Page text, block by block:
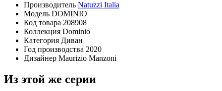
Производитель Natuzzi Italia
Модель DOMINIO
Код товара 208908
Коллекция Dominio
Категория Диван
Год производства 2020
Дизайнер Maurizio Manzoni
Из этой же серии